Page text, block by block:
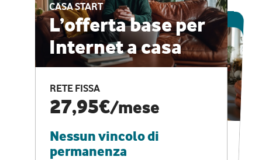
CASA START
L’offerta base per
Internet a casa
RETE FISSA
27,95€/mese
Nessun vincolo di
permanenza
ESCLUSIVA ONLINE
CASA PRO
Internet veloce e
vantaggi speciali
RETE FISSA + VODAFONE CLUB
29,95€